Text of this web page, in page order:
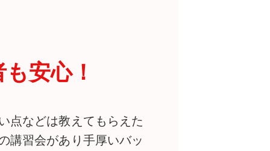
安心！
点などは教えてもらえた
講習会があり手厚いバッ